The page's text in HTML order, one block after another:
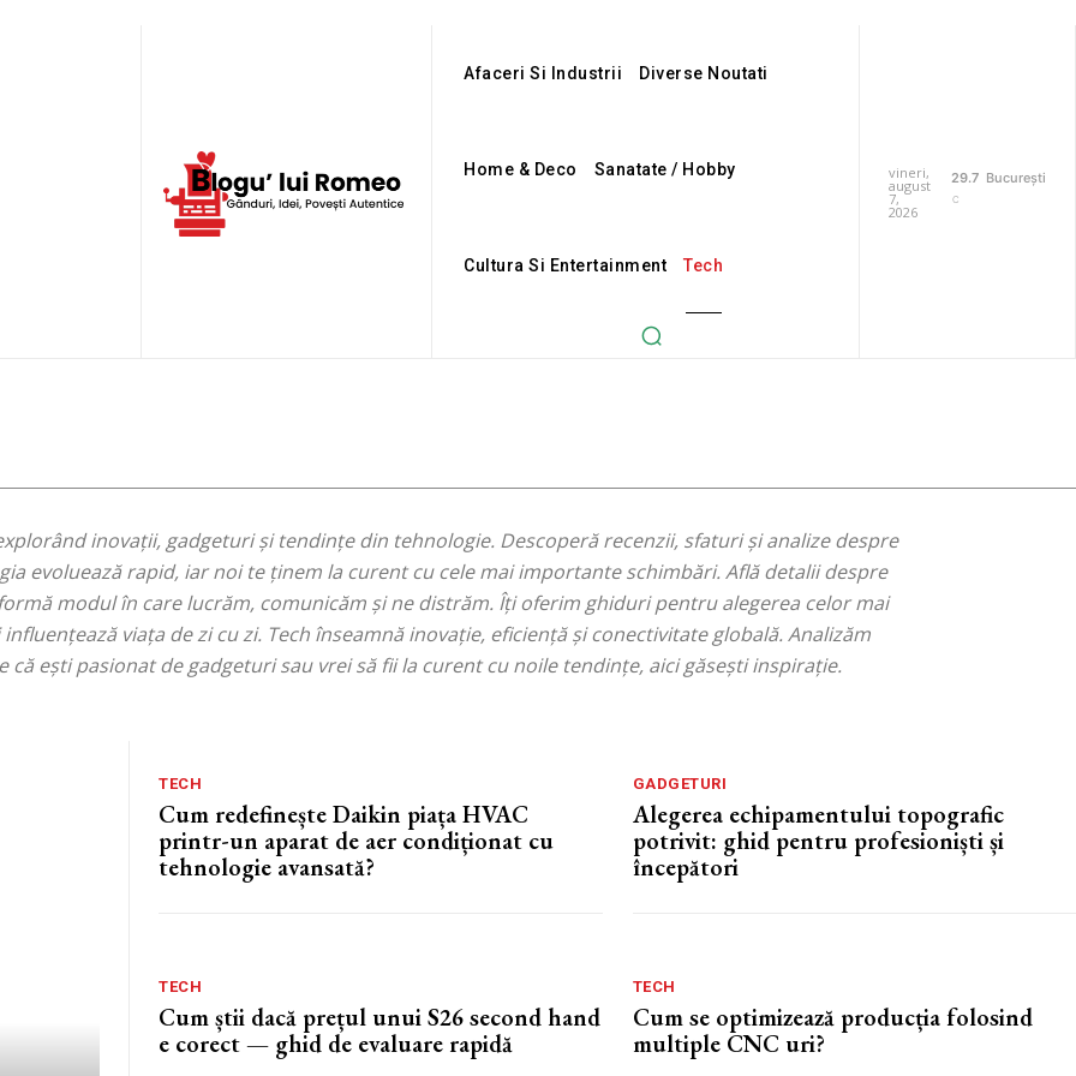
Afaceri Si Industrii Diverse Noutati
Home & Deco Sanatate / Hobby
Cultura Si Entertainment Tech
vineri,
august
7,
2026
29.7
C
București
inovații, gadgeturi și tendințe din tehnologie. Descoperă recenzii, sfaturi și analize despre
evoluează rapid, iar noi te ținem la curent cu cele mai importante schimbări. Află detalii despre
modul în care lucrăm, comunicăm și ne distrăm. Îți oferim ghiduri pentru alegerea celor mai
viața de zi cu zi. Tech înseamnă inovație, eficiență și conectivitate globală. Analizăm
ești pasionat de gadgeturi sau vrei să fii la curent cu noile tendințe, aici găsești inspirație.
TECH
Cum redefinește Daikin piața HVAC
printr-un aparat de aer condiționat cu
tehnologie avansată?
GADGETURI
Alegerea echipamentului topografic
potrivit: ghid pentru profesioniști și
începători
TECH
Cum știi dacă prețul unui S26 second hand
e corect — ghid de evaluare rapidă
TECH
Cum se optimizează producția folosind
multiple CNC uri?